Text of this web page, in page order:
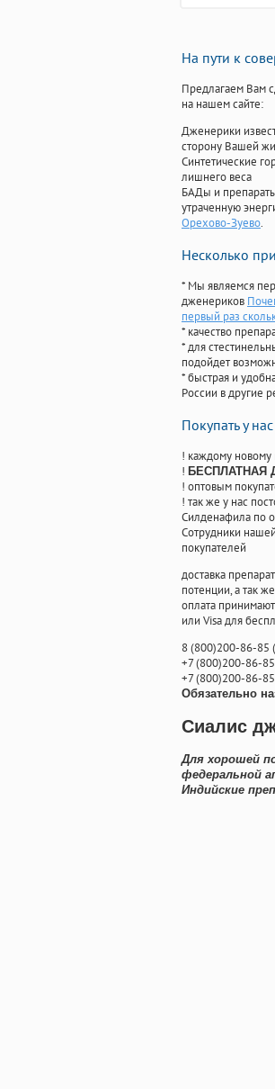
На пути к
Предлагаем Вам
на нашем сайте:
Дженерики
сторону Вашей
Синтетические
лишнего веса
БАДы и
утраченную
Орехово-Зуево.
Несколько
* Мы являемся
дженериков
первый раз
* качество
* для
подойдет
* быстрая и
России в другие
Покупать у
! каждому новому
! БЕСПЛАТНАЯ
! оптовым
! так же у нас
Силденафила по
Cотрудники
покупателей
доставка
потенции, а так же
оплата
или Visa для
8(800)200-86-85 (
+7(800)200-86-85
+7(800)200-86-85
Обязательно
Сиалис
Для хорошей
федеральной
Индийские